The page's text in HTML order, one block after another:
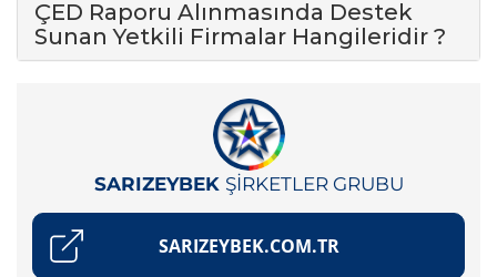
ÇED Raporu Alınmasında Destek
Sunan Yetkili Firmalar Hangileridir ?